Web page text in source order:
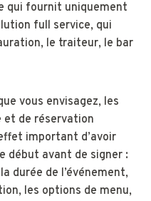
qui fournit uniquement
full service, qui
le traiteur, le bar
vous envisagez, les
et de réservation
important d’avoir
début avant de signer :
durée de l’événement,
les options de menu,